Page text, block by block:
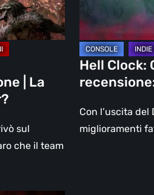
| La
sul
che il team
di
un
DLC
Hell Clock:
Con l’uscita
miglioramenti